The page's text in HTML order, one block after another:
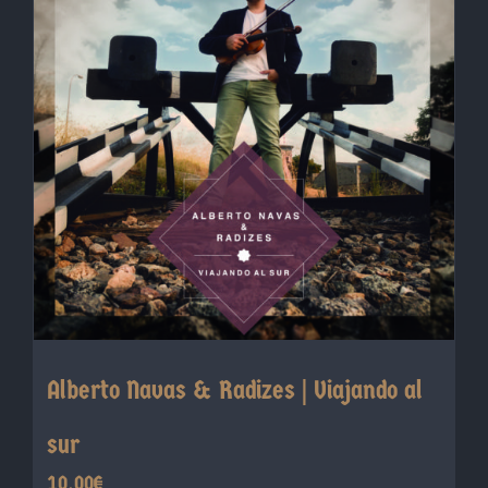
Las
opciones
se
pueden
elegir
en
la
página
de
producto
Alberto Navas & Radizes | Viajando al
sur